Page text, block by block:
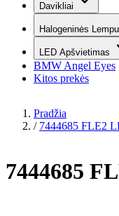
Davikliai
Halogeninės
LED Apšvietimas
BMW Angel Eyes
Kitos prekės
Pradžia
/ 7444685 FLE2
7444685